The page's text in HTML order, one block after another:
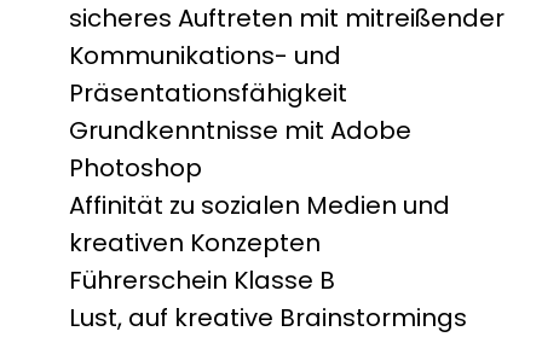
sicheres Auftreten mit mitreißender
Kommunikations- und
Präsentationsfähigkeit
Grundkenntnisse mit Adobe
Photoshop
Affinität zu sozialen Medien und
kreativen Konzepten
Führerschein Klasse B
Lust, auf kreative Brainstormings